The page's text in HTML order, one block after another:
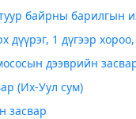
байрны барилгын
1 дүгээр
дээврийн
(Их-Уул сум)
засвар